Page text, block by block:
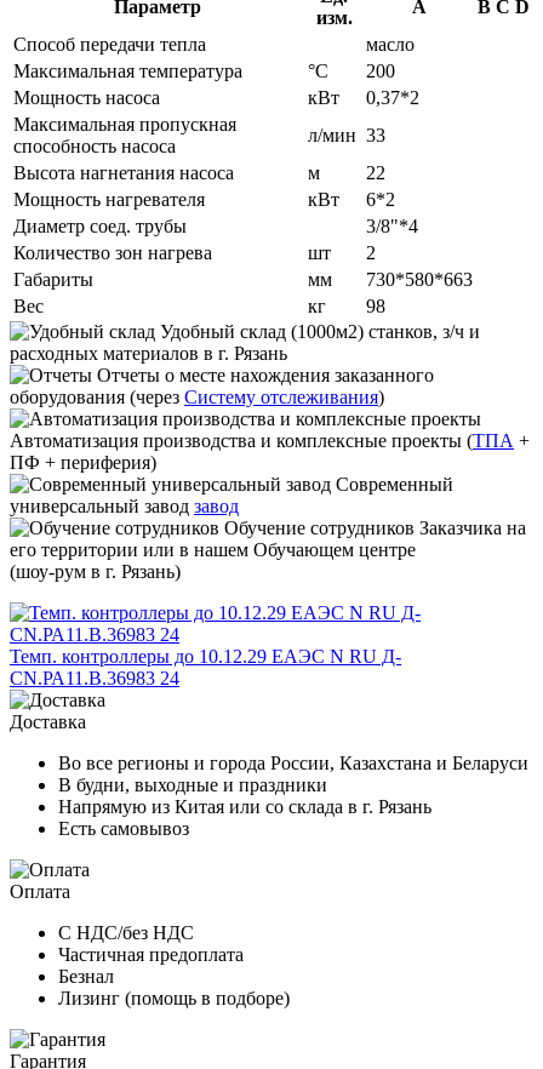
Параметр
изм.
A B C D
Способ передачи тепла
масло
Максимальная температура
°С
200
Мощность насоса
кВт
0,37*2
Максимальная пропускная
способность насоса
л/мин 33
Высота нагнетания насоса
м
22
Мощность нагревателя
кВт
6*2
Диаметр соед. трубы
3/8"*4
Количество зон нагрева
шт
2
Габариты
мм
730*580*663
Вес
кг
98
Удобный склад (1000м2) станков, з/ч и
расходных материалов в г. Рязань
Отчеты о месте нахождения заказанного
оборудования (через Систему отслеживания)
Автоматизация производства и комплексные проекты (ТПА +
ПФ + периферия)
Современный
универсальный завод завод
Обучение сотрудников Заказчика на
его территории или в нашем Обучающем центре
(шоу-рум в г. Рязань)
Темп. контроллеры до 10.12.29 ЕАЭС N RU Д-
CN.РА11.В.36983 24
Доставка
Во все регионы и города России, Казахстана и Беларуси
В будни, выходные и праздники
Напрямую из Китая или со склада в г. Рязань
Есть самовывоз
Оплата
С НДС/без НДС
Частичная предоплата
Безнал
Лизинг (помощь в подборе)
Гарантия